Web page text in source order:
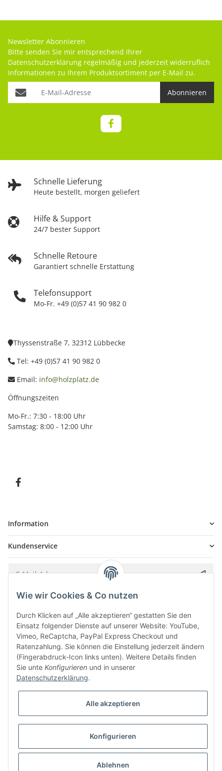
Schnelle Lieferung
Heute bestellt, morgen geliefert
Hilfe & Support
24/7 bester Support
Schnelle Retoure
Garantiert schnelle Erstattung
Telefonsupport
Mo-Fr. +49 (0)57 41 90 982 0
Newsletter Abonnieren
Bitte senden Sie mir entsprechend Ihrer
Datenschutzerklärung regelmäßig und jederzeit widerruflich
Informationen zu Ihrem Produktsortiment per E-Mail zu.
Abonnieren
Thyssenstraße 7, 32312 Lübbecke
Tel: +49 (0)57 41 90 982 0
Email: info@holzplatz.de
Öffnungszeiten
Mo-Fr.: 7:30 - 18:00 Uhr
Samstag: 8:00 - 12:00 Uhr
Information
Kundenservice
Bitte senden Sie mir entsprechend IhrerDatenschutzerklärung
* Alle Preise inkl. gesetzlicher USt., zzgl.
Besucherzähler: 5855973
UmsetzungVlarom E-Commerce Agentur| Powered byJTL-Shop|
CLEARIX JTL-Shop Template
Wie wir Cookies & Co nutzen
Durch Klicken auf „Alle akzeptieren“ gestatten Sie den
Einsatz folgender Dienste auf unserer Website: YouTube,
Vimeo, ReCaptcha, PayPal Express Checkout und
Ratenzahlung. Sie können die Einstellung jederzeit ändern
(Fingerabdruck-Icon links unten). Weitere Details finden
Sie unte Konfigurieren und in unserer
Datenschutzerklärung.
Alle akzeptieren
Konfigurieren
Ablehnen